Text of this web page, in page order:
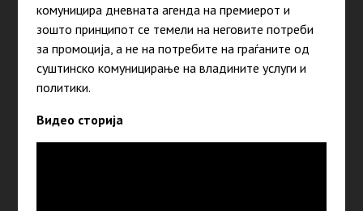
комуницира дневната агенда на премиерот и
зошто принципот се темели на неговите потреби
за промоција, а не на потребите на граѓаните од
суштинско комуницирање на владините услуги и
политики.
Видео сторија